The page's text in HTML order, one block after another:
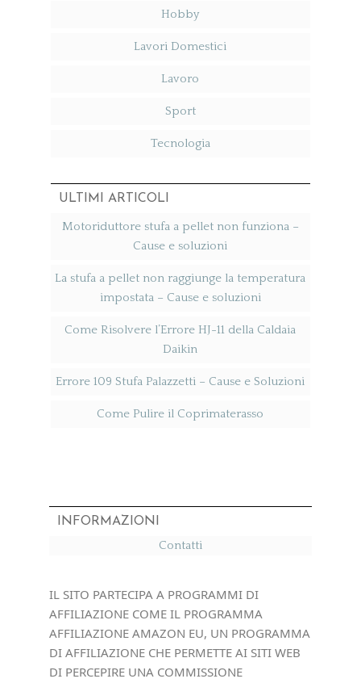
Hobby
Lavori Domestici
Lavoro
Sport
Tecnologia
ULTIMI ARTICOLI
Motoriduttore stufa a pellet non funziona​ –
Cause e soluzioni
La stufa a pellet non raggiunge la temperatura
impostata​ – Cause e soluzioni
Come Risolvere l’Errore HJ-11 della Caldaia
Daikin
Errore 109 Stufa Palazzetti​ – Cause e Soluzioni
Come Pulire il Coprimaterasso
INFORMAZIONI
Contatti
IL SITO PARTECIPA A PROGRAMMI DI
AFFILIAZIONE COME IL PROGRAMMA
AFFILIAZIONE AMAZON EU, UN PROGRAMMA
DI AFFILIAZIONE CHE PERMETTE AI SITI WEB
DI PERCEPIRE UNA COMMISSIONE